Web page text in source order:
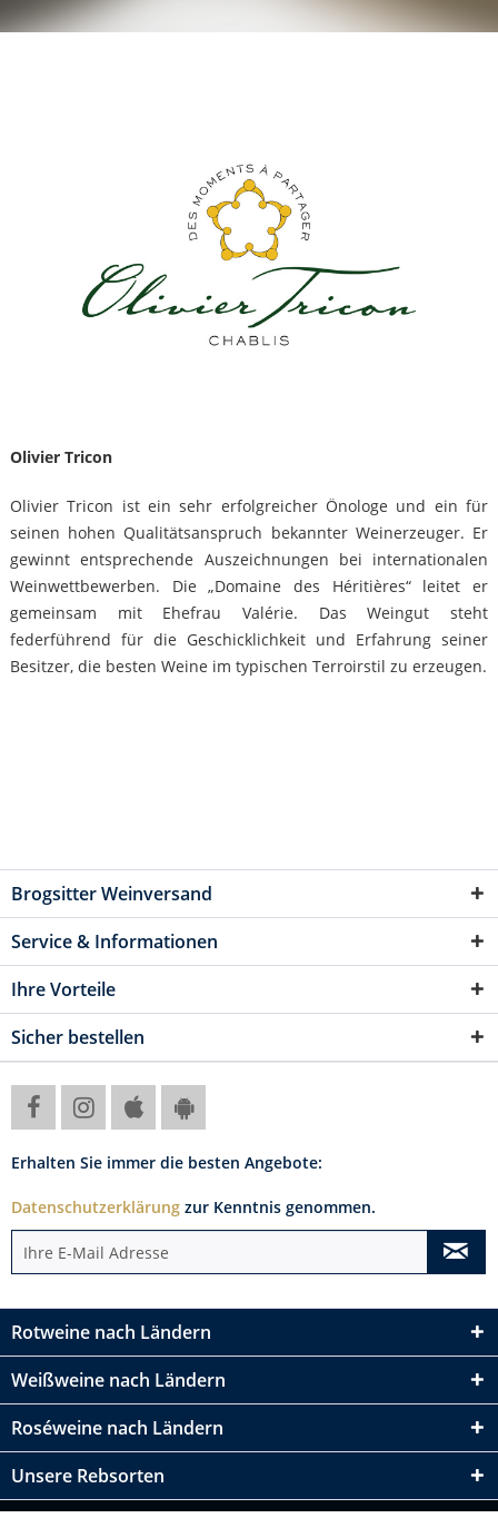
Olivier Tricon
Olivier Tricon ist ein sehr erfolgreicher Önologe und ein für
seinen hohen Qualitätsanspruch bekannter Weinerzeuger. Er
gewinnt entsprechende Auszeichnungen bei internationalen
Weinwettbewerben. Die „Domaine des Héritières“ leitet er
gemeinsam mit Ehefrau Valérie. Das Weingut steht
federführend für die Geschicklichkeit und Erfahrung seiner
Besitzer, die besten Weine im typischen Terroirstil zu erzeugen.
Brogsitter Weinversand
Service & Informationen
Ihre Vorteile
Sicher bestellen
Erhalten Sie immer die besten Angebote:
Datenschutzerklärung zur Kenntnis genommen.
Rotweine nach Ländern
Weißweine nach Ländern
Roséweine nach Ländern
Unsere Rebsorten